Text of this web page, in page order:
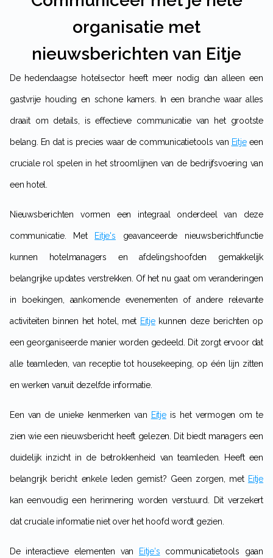
organisatie met
nieuwsberichten van Eitje
De hedendaagse hotelsector heeft meer nodig dan alleen een
gastvrije houding en schone kamers. In een branche waar alles
draait om details, is effectieve communicatie van het grootste
belang. En dat is precies waar de communicatietools van Eitjeeen
cruciale rol spelen in het stroomlijnen van de bedrijfsvoering van
een hotel.
Nieuwsberichten vormen een integraal onderdeel van deze
communicatie. Met Eitje's geavanceerde nieuwsberichtfunctie
kunnen hotelmanagers en afdelingshoofden gemakkelijk
belangrijke updates verstrekken. Of het nu gaat om veranderingen
in boekingen, aankomende evenementen of andere relevante
activiteiten binnen het hotel, met Eitjekunnen deze berichten op
een georganiseerde manier worden gedeeld. Dit zorgt ervoor dat
alle teamleden, van receptie tot housekeeping, op één lijn zitten
en werken vanuit dezelfde informatie.
Een van de unieke kenmerken van Eitjeis het vermogen om te
zien wie een nieuwsbericht heeft gelezen. Dit biedt managers een
duidelijk inzicht in de betrokkenheid van teamleden. Heeft een
belangrijk bericht enkele leden gemist? Geen zorgen, met Eitje
kan eenvoudig een herinnering worden verstuurd. Dit verzekert
dat cruciale informatie niet over het hoofd wordt gezien.
De interactieve elementen van Eitje's communicatietools gaan